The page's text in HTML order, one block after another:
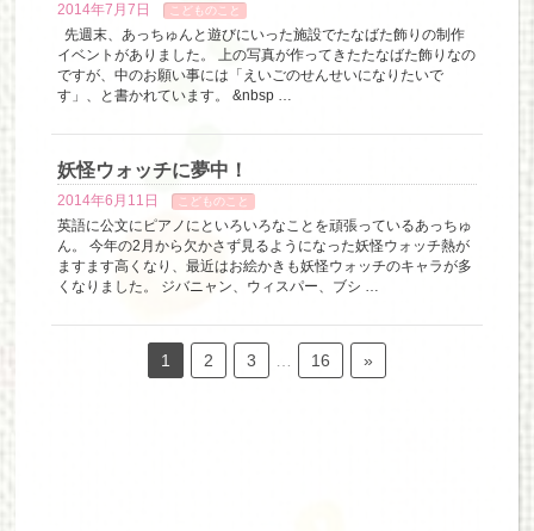
2014年7月7日 こどものこと
先週末、あっちゅんと遊びにいった施設でたなばた飾りの制作
イベントがありました。 上の写真が作ってきたたなばた飾りなの
ですが、中のお願い事には「えいごのせんせいになりたいで
す」、と書かれています。 &nbsp …
妖怪ウォッチに夢中！
2014年6月11日 こどものこと
英語に公文にピアノにといろいろなことを頑張っているあっちゅ
ん。 今年の2月から欠かさず見るようになった妖怪ウォッチ熱が
ますます高くなり、最近はお絵かきも妖怪ウォッチのキャラが多
くなりました。 ジバニャン、ウィスパー、ブシ …
1 2 3 16 »